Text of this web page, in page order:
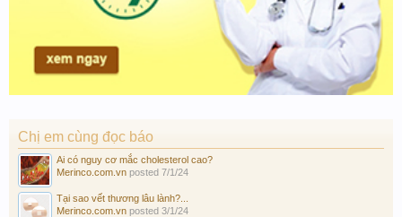
Chị em cùng đọc báo
Ai có nguy cơ mắc cholesterol cao?
Merinco.com.vn posted 7/1/24
Tại sao vết thương lâu lành?...
Merinco.com.vn posted 3/1/24